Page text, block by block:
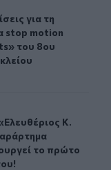
ταινία stop
για τη
για τη
stop motion
του 8ου
-
«Ελευθέριος Κ.
Κ.
το πρώτο